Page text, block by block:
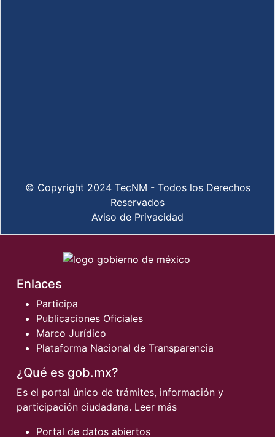
© Copyright 2024 TecNM - Todos los Derechos
Reservados
Aviso de Privacidad
Enlaces
Participa
Publicaciones Oficiales
Marco Jurídico
Plataforma Nacional de Transparencia
¿Qué es gob.mx?
Es el portal único de trámites, información y
participación ciudadana. Leer más
Portal de datos abiertos